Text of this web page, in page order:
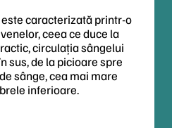
caracterizată printr-o
ceea ce duce la
circulația sângelui
sus, de la picioare spre
sânge, cea mai mare
inferioare.